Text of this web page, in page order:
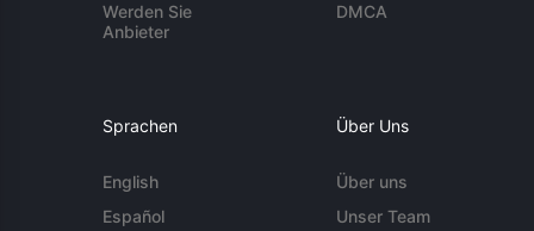
Werden Sie
Anbieter
DMCA
Sprachen
English
Español
Über Uns
Über uns
Unser Team